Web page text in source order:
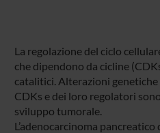
La regolazione del ciclo
che dipendono da cicline
catalitici. Alterazioni
CDKs e dei loro regolatori
sviluppo tumorale.
L’adenocarcinoma